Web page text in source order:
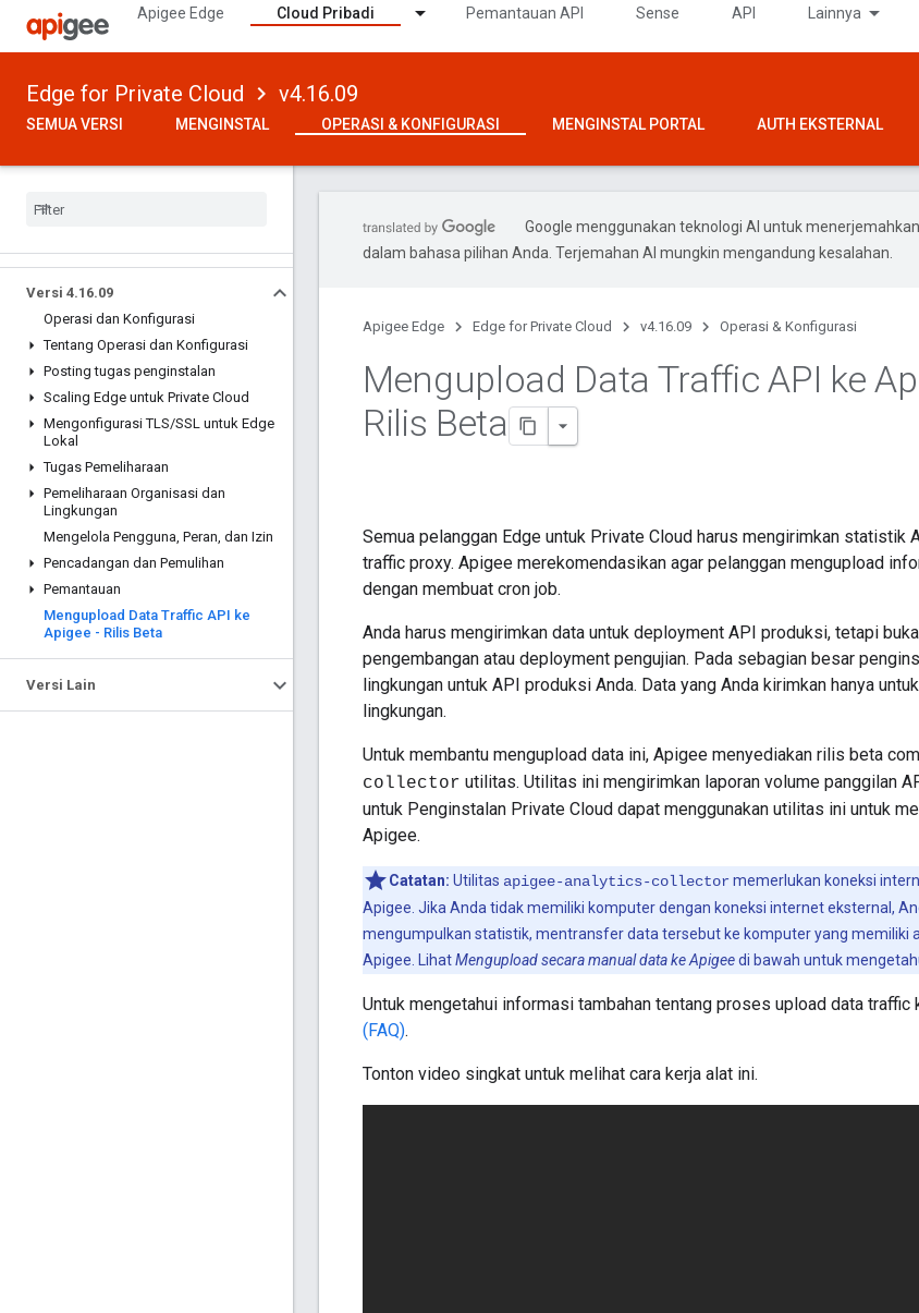
Apigee Edge Cloud Pribadi Pemantauan API Sense API Lainnya
Edge for Private Cloud v4.16.09
SEMUA VERSI MENGINSTAL OPERASI & KONFIGURASI MENGINSTAL PORTAL AUTH EKSTERNAL
Versi 4.16.09
Operasi dan Konfigurasi
Tentang Operasi dan Konfigurasi
Posting tugas penginstalan
Scaling Edge untuk Private Cloud
Mengonfigurasi TLS/SSL untuk Edge
Lokal
Tugas Pemeliharaan
Pemeliharaan Organisasi dan
Lingkungan
Mengelola Pengguna, Peran, dan Izin
Pencadangan dan Pemulihan
Pemantauan
Mengupload Data Traffic API ke
Apigee - Rilis Beta
Versi Lain
Google menggunakan teknologi AI untuk
dalam bahasa pilihan Anda. Terjemahan AI mungkin mengandung kesalahan.
Apigee Edge Edge for Private Cloud v4.16.09 Operasi & Konfigurasi
Mengupload Data Traffic API ke
Rilis Beta
Semua pelanggan Edge untuk Private Cloud harus mengirimkan
traffic proxy. Apigee merekomendasikan agar pelanggan mengupload
dengan membuat cron job.
Anda harus mengirimkan data untuk deployment API produksi, tetapi
pengembangan atau deployment pengujian. Pada sebagian besar
lingkungan untuk API produksi Anda. Data yang Anda kirimkan hanya
lingkungan.
Untuk membantu mengupload data ini, Apigee menyediakan rilis beta
collector utilitas. Utilitas ini mengirimkan laporan volume panggilan
untuk Penginstalan Private Cloud dapat menggunakan utilitas ini untuk
Apigee.
Catatan: Utilitas apigee-analytics-collector memerlukan koneksi
Apigee. Jika Anda tidak memiliki komputer dengan koneksi internet eksternal,
mengumpulkan statistik, mentransfer data tersebut ke komputer yang memiliki
Apigee. LihatMengupload secara manual data ke Apigeedi bawah untuk
Untuk mengetahui informasi tambahan tentang proses upload data traffic
(FAQ).
Tonton video singkat untuk melihat cara kerja alat ini.